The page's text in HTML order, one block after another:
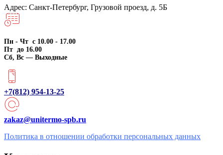
Адрес: Санкт-Петербург, Грузовой проезд, д. 5Б
Пн - Чт с 10.00 - 17.00
Пт до 16.00
Сб, Вс — Выходные
+7(812) 954-13-25
zakaz@unitermo-spb.ru
Политика в отношении обработки персональных данных